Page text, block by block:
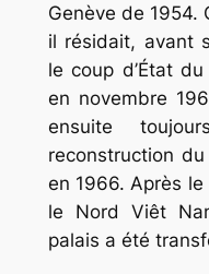
Genève de 1954.
il résidait, avant
le coup d’État
en novembre
ensuite
reconstruction
en 1966. Après
le Nord Viêt
palais a été